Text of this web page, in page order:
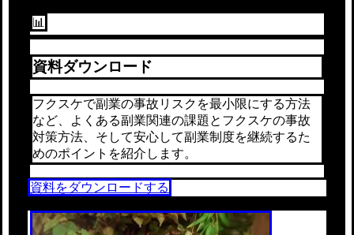
📊
資料ダウンロード
フクスケで副業の事故リスクを最小限にする方法
など、よくある副業関連の課題とフクスケの事故
対策方法、そして安心して副業制度を継続するた
めのポイントを紹介します。
資料をダウンロードする